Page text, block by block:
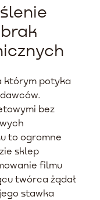
którym potyka
bez
to ogromne
sklep
filmu
twórca żądał
stawka